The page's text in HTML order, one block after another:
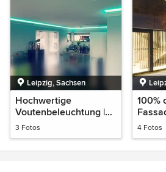
Leipzig, Sachsen
Hochwertige
Voutenbeleuchtung |
für den Wand- &
Deckenbereich
3 Fotos
100%
per
4 Fotos